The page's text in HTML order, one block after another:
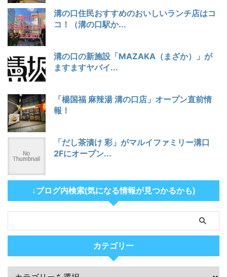
溝の口住民おすすめのおいしいランチ店はコ
コ！（溝の口駅か...
溝の口の新施設「MAZAKA（まざか）」が
ますますヤバイ...
「楊国福 麻辣湯 溝の口店」オープン直前情
報！
「だし茶漬け 彩」がマルイファミリー溝口
2Fにオープン...
↓ブログ内検索(気になる情報が見つかるかも)
カテゴリー